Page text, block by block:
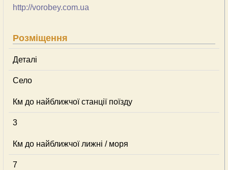
http://vorobey.com.ua
Розміщення
Деталі
Село
Км до найближчої станції поїзду
3
Км до найближчої лижні / моря
7